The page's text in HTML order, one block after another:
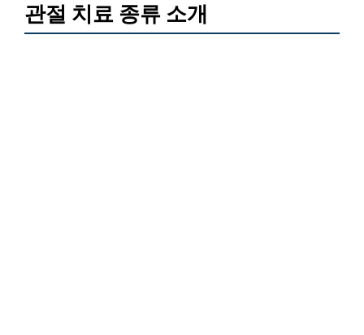
관절 치료 종류 소개